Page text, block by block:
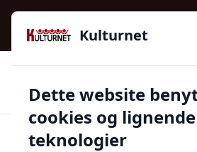
Kulturnet - Alt Det Gode I Livet | Din
2016
97 kategorier 👍Kun godkendte
Kulturnet
Dette website
cookies og lignende
teknologier